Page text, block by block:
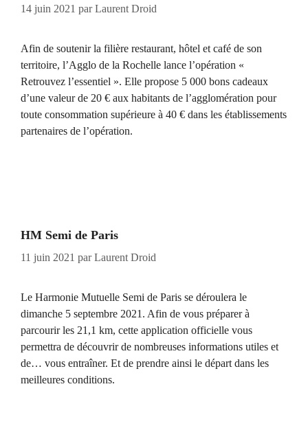
14 juin 2021 parLaurent Droid
Afin de soutenir la filière restaurant, hôtel et café de son
territoire, l’Agglo de la Rochelle lance l’opération «
Retrouvez l’essentiel ». Elle propose 5 000 bons cadeaux
d’une valeur de 20 € aux habitants de l’agglomération pour
toute consommation supérieure à 40 € dans les établissements
partenaires de l’opération.
HM Semi de Paris
11 juin 2021 parLaurent Droid
Le Harmonie Mutuelle Semi de Paris se déroulera le
dimanche 5 septembre 2021. Afin de vous préparer à
parcourir les 21,1 km, cette application officielle vous
permettra de découvrir de nombreuses informations utiles et
de… vous entraîner. Et de prendre ainsi le départ dans les
meilleures conditions.